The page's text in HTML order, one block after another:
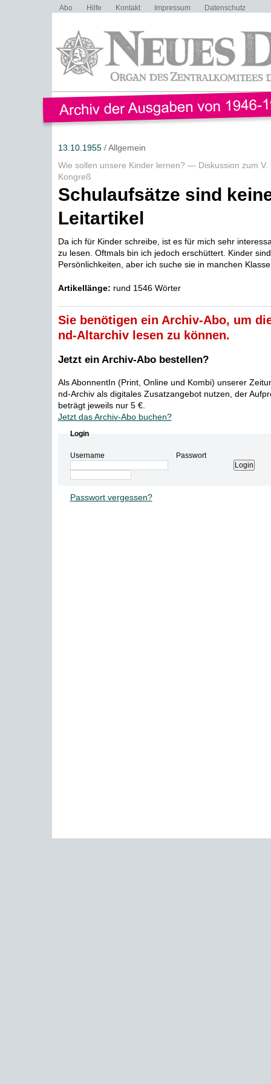
Abo Hilfe Kontakt Impressum Datenschutz
13.10.1955/ Allgemein
Wie sollen unsere Kinder lernen? — Diskussion zum V.
Kongreß
Schulaufsätze sind
Leitartikel
Da ich für Kinder schreibe, ist es für mich sehr
zu lesen. Oftmals bin ich jedoch erschüttert. Kinder
Persönlichkeiten, aber ich suche sie in manchen
Artikellänge: rund 1546 Wörter
Sie benötigen ein Archiv-Abo, um
nd-Altarchiv lesen zu können.
Jetzt ein Archiv-Abo bestellen?
Als AbonnentIn (Print, Online und Kombi) unserer
nd-Archiv als digitales Zusatzangebot nutzen, der
beträgt jeweils nur 5 €.
Jetzt das Archiv-Abo buchen?
Login
Username Passwort
Passwort vergessen?